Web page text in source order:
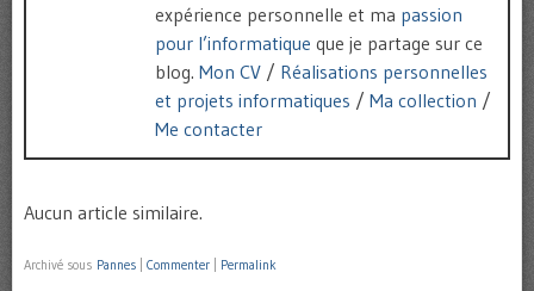
expérience personnelle et ma passion
pour l’informatique que je partage sur ce
blog. Mon CV / Réalisations personnelles
et projets informatiques / Ma collection /
Me contacter
Aucun article similaire.
Archivé sous Pannes Commenter Permalink